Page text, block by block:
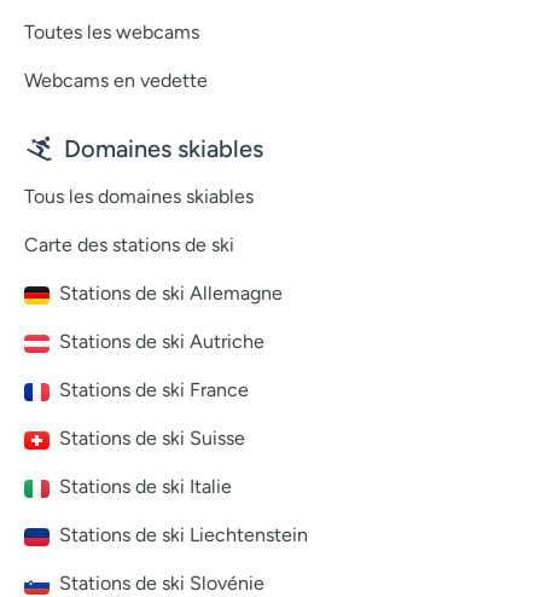
Toutes les webcams
Webcams en vedette
Domaines skiables
Tous les domaines skiables
Carte des stations de ski
Stations de ski Allemagne
Stations de ski Autriche
Stations de ski France
Stations de ski Suisse
Stations de ski Italie
Stations de ski Liechtenstein
Stations de ski Slovénie